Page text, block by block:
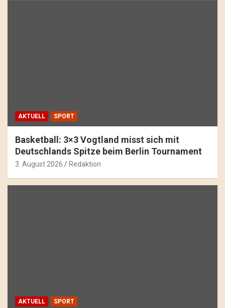
AKTUELL SPORT
Basketball: 3×3 Vogtland misst sich mit
Deutschlands Spitze beim Berlin Tournament
3. August 2026 Redaktion
AKTUELL SPORT